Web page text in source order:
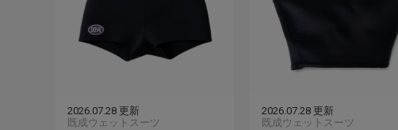
2026.07.28 更新
既成ウェットスーツ
2026.07.28 更新
既成ウェットスーツ